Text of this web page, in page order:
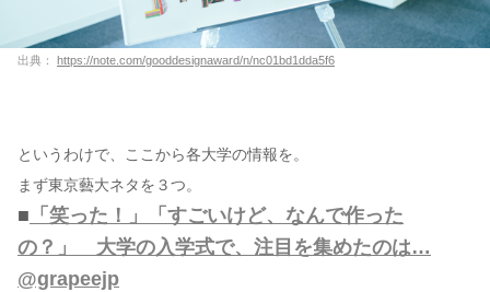
出典： https://note.com/gooddesignaward/n/nc01bd1dda5f6
というわけで、ここから各大学の情報を。
まず東京藝大ネタを３つ。
■ 「笑った！」「すごいけど、なんで作った
の？」 大学の入学式で、注目を集めたのは…
@grapeejp